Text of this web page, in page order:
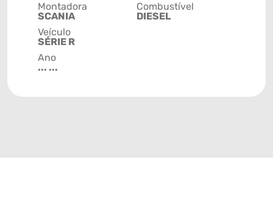
Montadora
SCANIA
Veículo
SÉRIE R
Ano
... ...
Combustível
DIESEL